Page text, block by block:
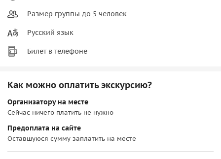
Размер группы до 5 человек
Русский язык
Билет в телефоне
Как можно оплатить экскурсию?
Организатору на месте
Сейчас ничего платить не нужно
Предоплата на сайте
Оставшуюся сумму заплатить на месте